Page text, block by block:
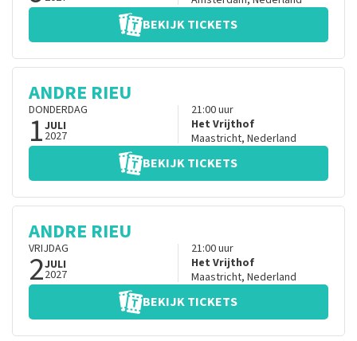
BEKIJK TICKETS
ANDRE RIEU
DONDERDAG
1JULI
2027
21:00uur
Het Vrijthof
Maastricht, Nederland
BEKIJK TICKETS
ANDRE RIEU
VRIJDAG
2JULI
2027
21:00uur
Het Vrijthof
Maastricht, Nederland
BEKIJK TICKETS